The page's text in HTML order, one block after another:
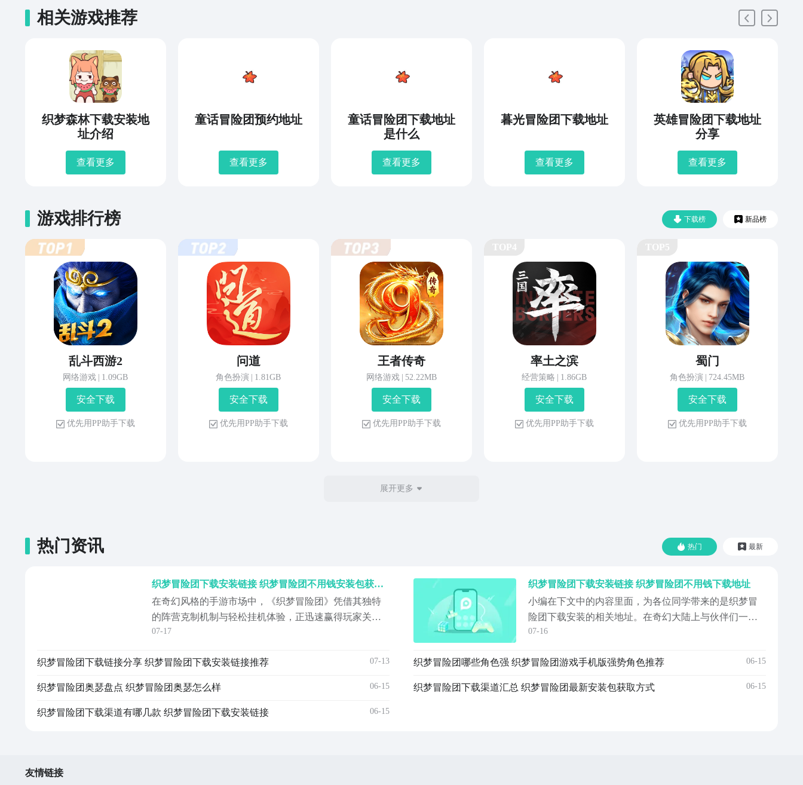
相关游戏推荐
织梦森林下载安装地
址介绍
查看更多
童话冒险团预约地址
查看更多
童话冒险团下载地址
是什么
查看更多
暮光冒险团下载地址
查看更多
英雄冒险团下载地址
分享
查看更多
下载榜 新品榜
游戏排行榜
乱斗西游2
网络游戏 1.09GB
安 全 下 载
优 先 用 P P 助 手 下 载
问道
角色扮演 1.81GB
安 全 下 载
优 先 用 P P 助 手 下 载
王者传奇
网络游戏 52.22MB
安 全 下 载
优 先 用 P P 助 手 下 载
率土之滨
经营策略 1.86GB
安 全 下 载
优 先 用 P P 助 手 下 载
蜀门
角色扮演 724.45MB
安 全 下 载
优 先 用 P P 助 手 下 载
展开更多
热门 最新
热门资讯
织梦冒险团下载安装链接 织梦冒险团不用钱安装包获取方式
在奇幻风格的手游市场中，《织梦冒险团》凭借其独特
的阵营克制机制与轻松挂机体验，正迅速赢得玩家关
注。本作已于2026年7月10日正式开服，目前面向全平台
玩家而言，这款游戏提供了沉浸式剧情与低门槛操作的
梦冒
07-17
织梦冒险团下载链接分享 织梦冒险团下载安装链接推荐 07-13
织梦冒险团奥瑟盘点 织梦冒险团奥瑟怎么样 06-15
织梦冒险团下载渠道有哪几款 织梦冒险团下载安装链接 06-15
织梦冒险团下载安装链接 织梦冒险团不用钱下载地址
小编在下文中的内容里面，为各位同学带来的是织梦冒
险团下载安装的相关地址。在奇幻大陆上与伙伴们一起
冒险，是很多玩家理想中的生活，虽然说这样的梦想在
你这样的幻想，因此在最近它的关注度还是比较高的，
够找到？那么...
07-16
织梦冒险团哪些角色强 织梦冒险团游戏手机版强势角色推荐 06-15
织梦冒险团下载渠道汇总 织梦冒险团最新安装包获取方式 06-15
友情链接